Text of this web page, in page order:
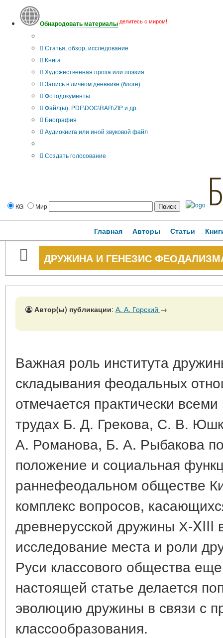
Обнародовать материалы делитесь с миром!
Статья, обзор, исследование
Книга
Художественная проза или поэзия
Запись в личном дневнике (блоге)
Фотодокументы
Файл(ы): PDF\DOC\RAR\ZIP и др.
Биография
Аудиокнига или иной звуковой файл
Создать голосование
KG Мир
Главная Авторы Статьи
ДРУЖИНА И ГЕНЕЗИС
Автор(ы) публикации: А. А. Горский →
Важная роль института
складывания феодальных
отмечается практически
трудах Б. Д. Грекова, С. В.
А. Романова, Б. А. Рыбакова
положение и социальная
раннефеодальном обществе
комплекс вопросов,
древнерусской дружины Х-XIII
исследование места и роли
Руси классового общества
настоящей статье делается
эволюцию дружины в связи с
классообразования.